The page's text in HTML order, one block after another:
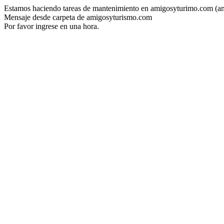
Estamos haciendo tareas de mantenimiento en amigosyturimo.com
Mensaje desde carpeta de amigosyturismo.com
Por favor ingrese en una hora.